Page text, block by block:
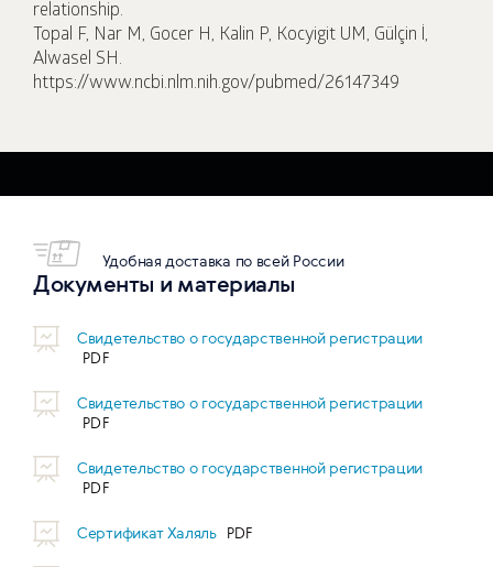
relationship.
Topal F, Nar M, Gocer H, Kalin P, Kocyigit UM, Gülçin İ,
Alwasel SH.
https://www.ncbi.nlm.nih.gov/pubmed/26147349
Удобная доставка по всей России
Документы и материалы
Свидетельство о государственной регистрации
Свидетельство о государственной регистрации
Свидетельство о государственной регистрации
Сертификат Халяль